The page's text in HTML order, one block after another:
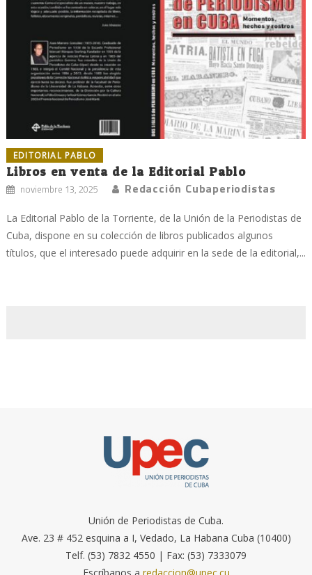
EDITORIAL PABLO
Libros en venta de la Editorial Pablo
noviembre 13, 2025 Redacción Cubaperiodistas
La Editorial Pablo de la Torriente, de la Unión de la Periodistas de
Cuba, dispone en su colección de libros publicados algunos
títulos, que el interesado puede adquirir en la sede de la editorial,...
Unión de Periodistas de Cuba.
Ave. 23 # 452 esquina a I, Vedado, La Habana Cuba (10400)
Telf. (53) 7832 4550 | Fax: (53) 7333079